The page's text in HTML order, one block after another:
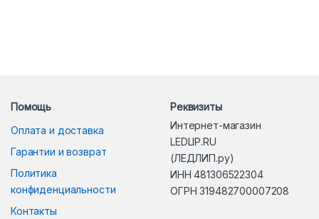
Помощь
Оплата и доставка
Гарантии и возврат
Политика
конфиденциальности
Контакты
Реквизиты
Интернет-магазин
LEDLIP.RU
(ЛЕДЛИП.ру)
ИНН 481306522304
ОГРН 319482700007208